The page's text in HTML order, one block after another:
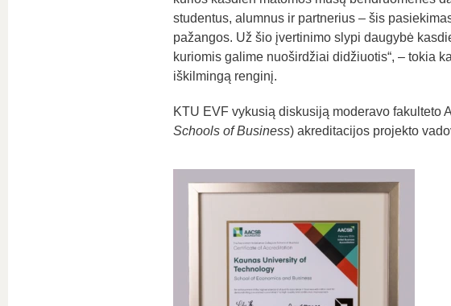
studentus, alumnus ir partnerius – šis
pažangos. Už šio įvertinimo slypi daugybė
kuriomis galime nuoširdžiai didžiuotis“, – tokia
iškilmingą renginį.
KTU EVF vykusią diskusiją moderavo fakulteto
Schools of Business) akreditacijos projekto